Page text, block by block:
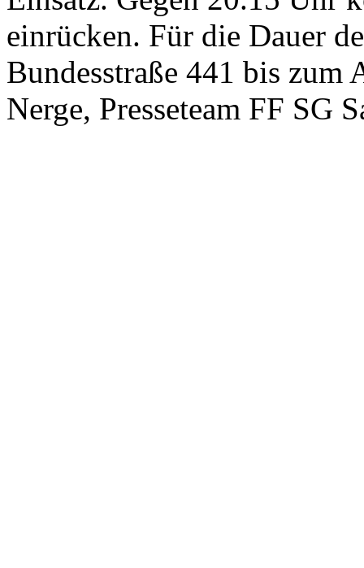
einrücken. Für die Dauer
Bundesstraße 441 bis zum
Nerge, Presseteam FF SG